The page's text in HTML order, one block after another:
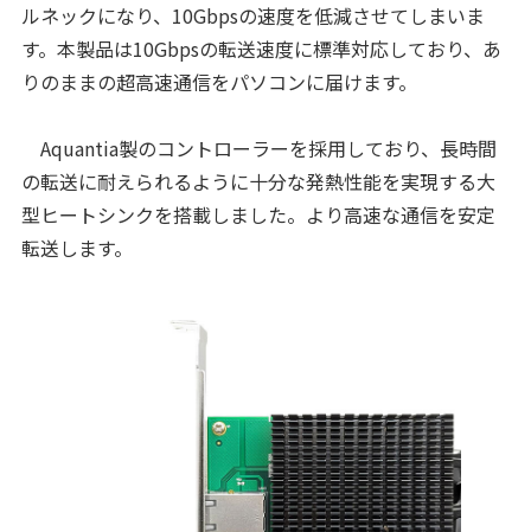
ルネックになり、10Gbpsの速度を低減させてしまいま
す。本製品は10Gbpsの転送速度に標準対応しており、あ
りのままの超高速通信をパソコンに届けます。
Aquantia製のコントローラーを採用しており、長時間
の転送に耐えられるように十分な発熱性能を実現する大
型ヒートシンクを搭載しました。より高速な通信を安定
転送します。